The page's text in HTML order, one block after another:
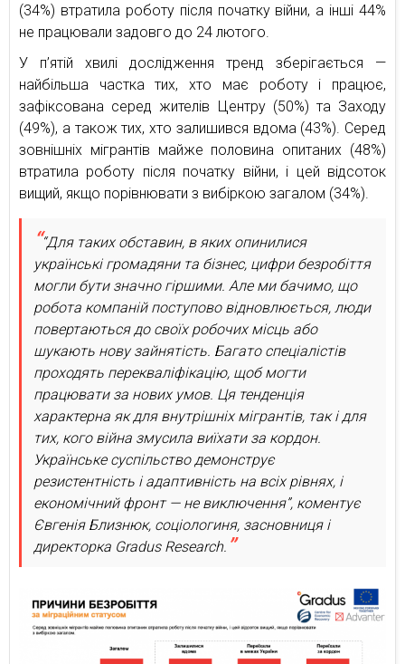
(34%) втратила роботу після початку війни, а інші 44%
не працювали задовго до 24 лютого.
У п’ятій хвилі дослідження тренд зберігається —
найбільша частка тих, хто має роботу і працює,
зафіксована серед жителів Центру (50%) та Заходу
(49%), а також тих, хто залишився вдома (43%). Серед
зовнішніх мігрантів майже половина опитаних (48%)
втратила роботу після початку війни, і цей відсоток
вищий, якщо порівнювати з вибіркою загалом (34%).
“Для таких обставин, в яких опинилися
українські громадяни та бізнес, цифри безробіття
могли бути значно гіршими. Але ми бачимо, що
робота компаній поступово відновлюється, люди
повертаються до своїх робочих місць або
шукають нову зайнятість. Багато спеціалістів
проходять перекваліфікацію, щоб могти
працювати за нових умов. Ця тенденція
характерна як для внутрішніх мігрантів, так і для
тих, кого війна змусила виїхати за кордон.
Українське суспільство демонструє
резистентність і адаптивність на всіх рівнях, і
економічний фронт — не виключення”, коментує
Євгенія Близнюк, соціологиня, засновниця і
директорка Gradus Research.